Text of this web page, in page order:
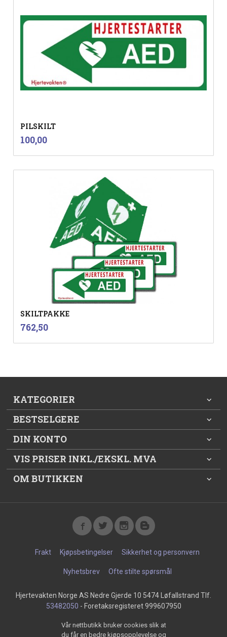
PILSKILT
Pris
100,00
SKILTPAKKE
Pris
762,50
KATEGORIER
BESTSELGERE
DIN KONTO
VIS PRISER INKL./EKSKL. MVA
OM BUTIKKEN
Frakt Kjøpsbetingelser Sikkerhet og personvern
Nyhetsbrev Ofte stilte spørsmål
Hjertevakten Norge AS Nedre Gjerde 10 5474 Løfallstrand Tlf.
53482050 - Foretaksregisteret 999607950
Vår nettbutikk bruker cookies slik at
du får en bedre kjøpsopplevelse og